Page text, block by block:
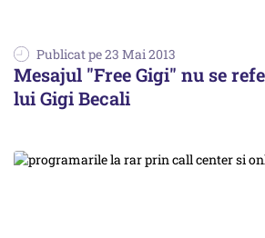
Publicat pe 23 Mai 2013
Mesajul "Free Gigi" nu se
lui Gigi Becali